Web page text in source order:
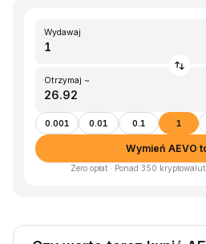
Wydawaj
Otrzymaj ~
0.001 0.01 0.1 1
Wymień AEVO
Zero opłat · Ponad 350